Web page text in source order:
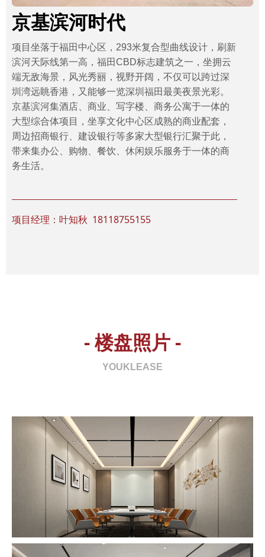
京基滨河时代
项目经理：叶知秋 18118755155
项目坐落于福田中心区，293米复合型曲线设计，刷新
滨河天际线第一高，福田CBD标志建筑之一，坐拥云
端无敌海景，风光秀丽，视野开阔，不仅可以跨过深
圳湾远眺香港，又能够一览深圳福田最美夜景光彩。
京基滨河集酒店、商业、写字楼、商务公寓于一体的
大型综合体项目，坐享文化中心区成熟的商业配套，
周边招商银行、建设银行等多家大型银行汇聚于此，
带来集办公、购物、餐饮、休闲娱乐服务于一体的商
务生活。
- 楼盘照片 -
YOUKLEASE